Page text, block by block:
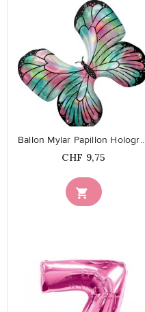
favorite_border

Ballon Mylar
Prix
CHF 9,75